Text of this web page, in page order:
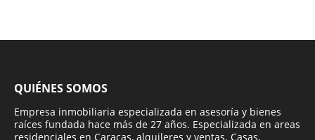
QUIÉNES SOMOS
Empresa inmobiliaria especializada en asesoría y bienes
raíces fundada hace más de 27 años. Especializada en areas
residenciales en Caracas, alquileres y ventas. Casas,